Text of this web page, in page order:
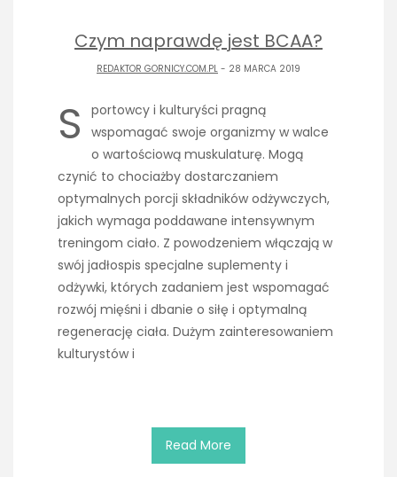
Czym naprawdę jest BCAA?
REDAKTOR GORNICY.COM.PL - 28 MARCA 2019
S
portowcy i kulturyści pragną
wspomagać swoje organizmy w walce
o wartościową muskulaturę. Mogą
czynić to chociażby dostarczaniem
optymalnych porcji składników odżywczych,
jakich wymaga poddawane intensywnym
treningom ciało. Z powodzeniem włączają w
swój jadłospis specjalne suplementy i
odżywki, których zadaniem jest wspomagać
rozwój mięśni i dbanie o siłę i optymalną
regenerację ciała. Dużym zainteresowaniem
kulturystów i
Read More